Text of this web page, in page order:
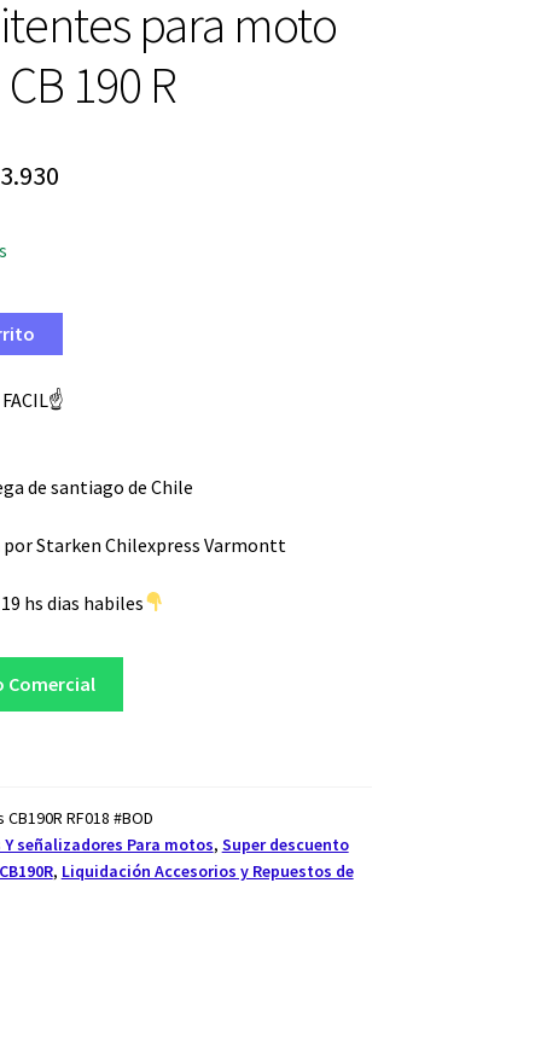
para moto
190 R
El
es:
$ 13.930.
de santiago de Chile
por Starken Chilexpress Varmontt
hs dias habiles
Comercial
RF018 #BOD
Y señalizadores Para motos, Super descuento
, Liquidación Accesorios y Repuestos de